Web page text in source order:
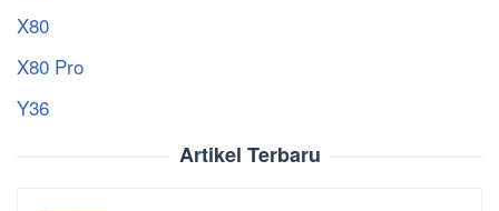
X80
X80 Pro
Y36
Artikel Terbaru